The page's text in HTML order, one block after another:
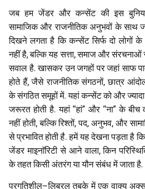
जब हम जेंडर और कन्सेंट की इस
सामाजिक और राजनीतिक अनुभवों के साथ
दिखने लगता है कि कन्सेंट सिर्फ दो लोगों के
नहीं है, बल्कि यह सत्ता, समाज और
सवाल है. खासकर उन जगहों पर जहां साफ
होते हैं, जैसे राजनीतिक संगठनों, छात्र
के संगठित समूहों में. यहां कन्सेंट को और
जरूरत होती है. यहां “हां” और “ना” के
नहीं होती, बल्कि रिश्तों, पद, अनुभव, और
से प्रभावित होती है. हमें यह देखना पड़ता है
जेंडर माइनाॅरिटी से आने वाला, किन
के तहत किसी अंतरंग या यौन संबंध में जाता है.
प्रगतिशील–लिबरल तबके में एक वाक्य